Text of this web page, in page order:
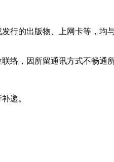
行的出版物、上网卡等，均
络，因所留通讯方式不畅通
递。